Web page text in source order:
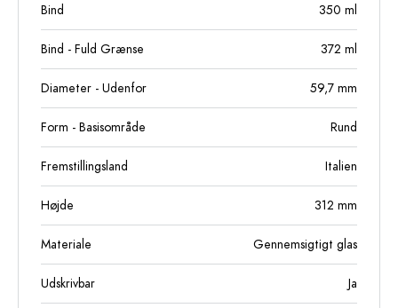
Bind 350 ml
Bind - Fuld Grænse 372 ml
Diameter - Udenfor 59,7 mm
Form - Basisområde Rund
Fremstillingsland Italien
Højde 312 mm
Materiale Gennemsigtigt glas
Udskrivbar Ja